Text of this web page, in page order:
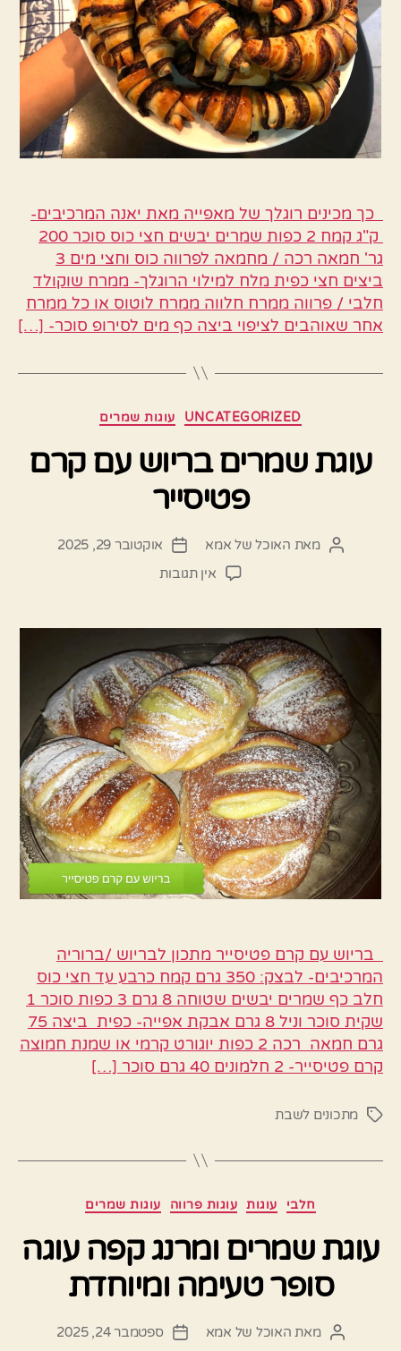
כך מכינים רוגלך של מאפייה מאת יאנה המרכיבים-
ק"ג קמח 2 כפות שמרים יבשים חצי כוס סוכר 200
גר' חמאה רכה / מחמאה לפרווה כוס וחצי מים 3
ביצים חצי כפית מלח למילוי הרוגלך- ממרח שוקולד
חלבי / פרווה ממרח חלווה ממרח לוטוס או כל ממרח
אחר שאוהבים לציפוי ביצה כף מים לסירופ סוכר- […]
קטגוריותUNCATEGORIZED עוגות שמרים
עוגת שמרים בריוש עם קרם
פטיסייר
המחבר
מאת האוכל של אמא
תאריךאוקטובר 29, 2025
אין תגובותעל
בריוש
עם
קרם
פטיסייר
בריוש עם קרם פטיסייר מתכון לבריוש /ברוריה
המרכיבים- לבצק: 350 גרם קמח כרבע עד חצי כוס
חלב כף שמרים יבשים שטוחה 8 גרם 3 כפות סוכר 1
שקית סוכר וניל 8 גרם אבקת אפייה- כפית ביצה 75
גרם חמאה רכה 2 כפות יוגורט קרמי או שמנת חמוצה
קרם פטיסייר- 2 חלמונים 40 גרם סוכר […]
תגיותמתכונים לשבת
קטגוריות חלבי עוגות עוגות פרווה עוגות שמרים
עוגת שמרים ומרנג קפה עוגה
סופר טעימה ומיוחדת
המחבר
מאת האוכל של אמא
תאריךספטמבר 24, 2025